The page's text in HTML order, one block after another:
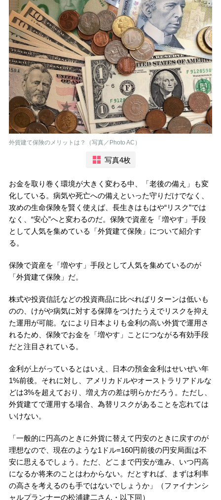
外貨建て保険のメリットは？（写真／Photo AC）
写真4枚
お金を取り巻く環境が大きく変わる中、「老後の備え」も変
化している。病気や死亡への備えといった守りだけでなく、
攻めの生命保険を賢く使えば、長生きはもはや“リスク”では
なく、“安心”へと変わるのだ。保険で資産を「増やす」手段
として人気を集めている「外貨建て保険」について紹介す
る。
保険で資産を「増やす」手段として人気を集めているのが
「外貨建て保険」だ。
株式や投資信託などの投資商品に比べればリターンは低いも
のの、けがや病気に対する保障をつけたうえでリスクを抑え
た運用が可能。なにより日本よりも金利の高い外貨で運用さ
れるため、保険でお金を「増やす」ことにつながる有効手段
だと注目されている。
金利が上がっているとはいえ、日本の預金金利はせいぜい年
1%前後。それに対し、アメリカドルやオーストラリアドルな
どは3%を超えており、増え方の差は明らかだろう。ただし、
外貨建てで運用する場合、為替リスクがあることを忘れては
いけない。
「一般的に円高のときに外貨に替えて円安のときに戻すのが
理想なので、現在のような1ドル=160円前後の円安局面は不
安に思えるでしょう。ただ、どこまで円安が進み、いつ円高
になるか将来のことはわからない。だとすれば、まずは利率
の高さを考えるのも手ではないでしょうか」（ファイナンシ
ャルプランナーの松浦建二さん・以下同）